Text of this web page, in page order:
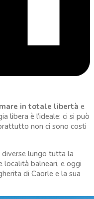
mare in totale libertà e
libera è l’ideale: ci si può
non ci sono costi
lungo tutta la
località balneari, e oggi
di Caorle e la sua